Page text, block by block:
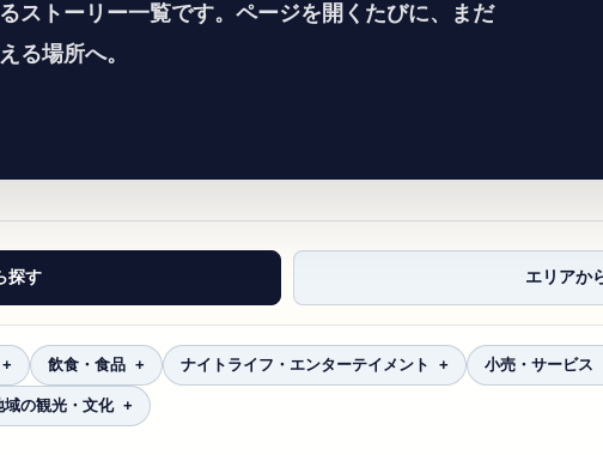
ストーリー一覧です。ページを開くたびに、まだ
る場所へ。
探す エリアか
飲食・食品 ナイトライフ・エンターテイメント 小売・サービス
域の観光・文化